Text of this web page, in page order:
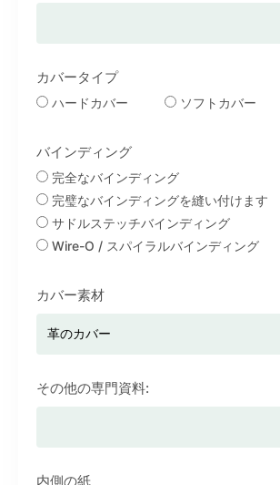
カバータイプ
ハードカバー ソフトカバー
バインディング
完全なバインディング
完璧なバインディングを縫い付けます
サドルステッチバインディング
Wire-O / スパイラルバインディング
カバー素材
その他の専門資料:
内側の紙